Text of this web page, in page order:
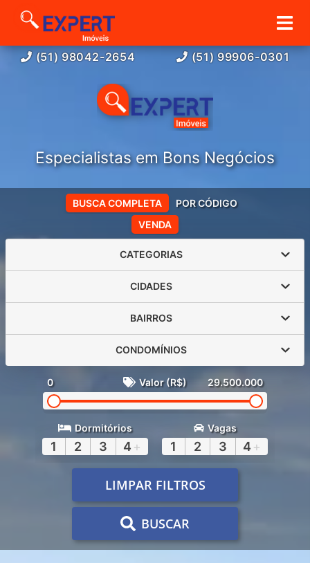
(51) 98042-2654 (51) 99906-0301
Especialistas em Bons Negócios
VENDA
BUSCA COMPLETA POR CÓDIGO
CATEGORIAS
CIDADES
BAIRROS
CONDOMÍNIOS
0 Valor (R$) 29.500.000
Dormitórios
1 2 3 4 +
Vagas
1 2 3 4 +
LIMPAR FILTROS
BUSCAR